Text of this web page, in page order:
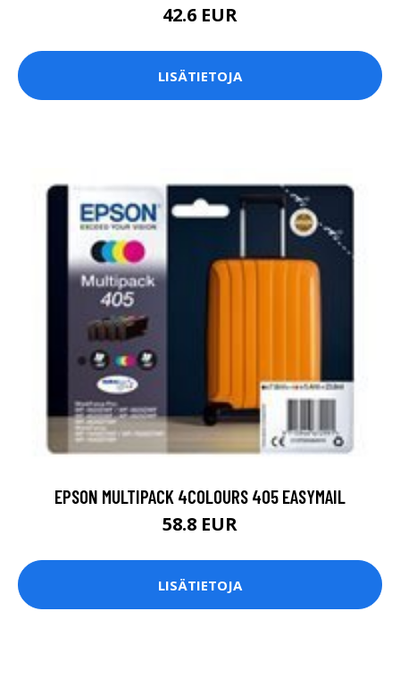
42.6 EUR
LISÄTIETOJA
EPSON MULTIPACK 4COLOURS 405 EASYMAIL
58.8 EUR
LISÄTIETOJA